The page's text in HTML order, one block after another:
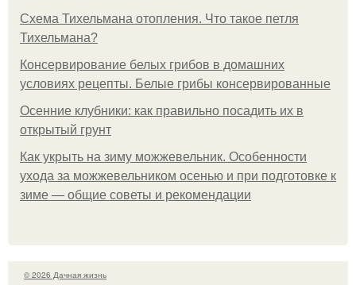
Схема Тихельмана отопления. Что такое петля
Тихельмана?
Консервирование белых грибов в домашних
условиях рецепты. Белые грибы консервированные
Осенние клубники: как правильно посадить их в
открытый грунт
Как укрыть на зиму можжевельник. Особенности
ухода за можжевельником осенью и при подготовке к
зиме — общие советы и рекомендации
© 2026 Дачная жизнь